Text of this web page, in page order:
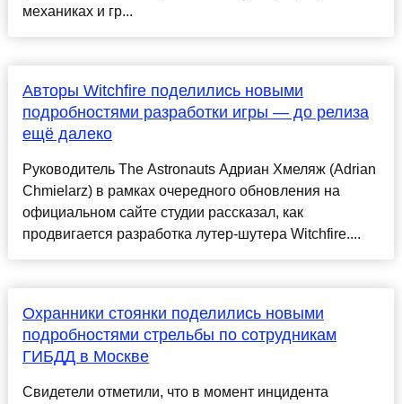
механиках и гр...
Авторы Witchfire поделились новыми
подробностями разработки игры — до релиза
ещё далеко
Руководитель The Astronauts Адриан Хмеляж (Adrian
Chmielarz) в рамках очередного обновления на
официальном сайте студии рассказал, как
продвигается разработка лутер-шутера Witchfire....
Охранники стоянки поделились новыми
подробностями стрельбы по сотрудникам
ГИБДД в Москве
Свидетели отметили, что в момент инцидента